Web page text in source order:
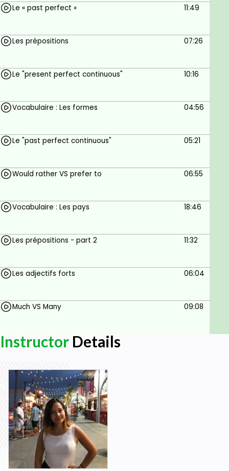
Le « past perfect » 11:49
Les prépositions 07:26
Le "present perfect continuous" 10:16
Vocabulaire : Les formes 04:56
Le "past perfect continuous" 05:21
Would rather VS prefer to 06:55
Vocabulaire : Les pays 18:46
Les prépositions - part 2 11:32
Les adjectifs forts 06:04
Much VS Many 09:08
Instructor Details